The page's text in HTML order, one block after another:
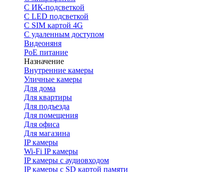
С ИК-подсветкой
С LED подсветкой
C SIM картой 4G
C удаленным доступом
Видеоняня
PoE питание
Назначение
Внутренние камеры
Уличные камеры
Для дома
Для квартиры
Для подъезда
Для помещения
Для офиса
Для магазина
IP камеры
Wi-Fi IP камеры
IP камеры с аудиовходом
IP камеры с SD картой памяти